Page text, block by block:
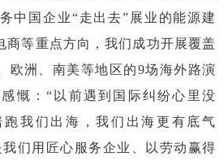
中国企业“走出去”展业的能源建
商等重点方向，我们成功开展覆盖
欧洲、南美等地区的9场海外路演
慨：“以前遇到国际纠纷心里没
我们出海，我们出海更有底气
们用匠心服务企业、以劳动赢得